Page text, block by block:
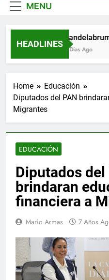
MENU
HEADLINES
2 Días Ago
Home
Educación
Diputados del PAN
Migrantes
EDUCACIÓN
Diputados del
brindaran
financiera a
Mario Armas 7 Años